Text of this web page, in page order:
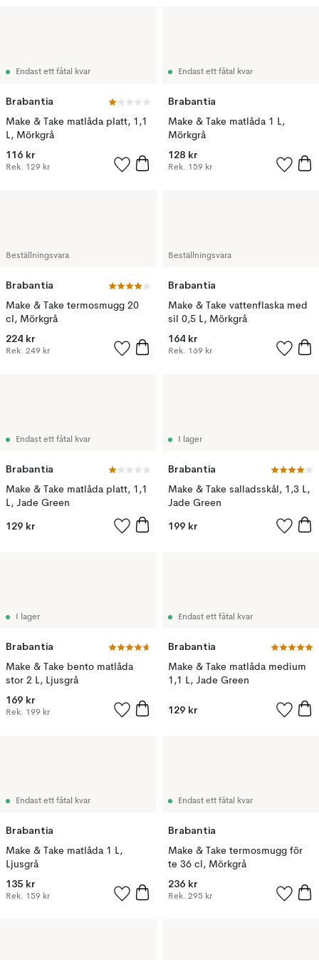
Endast ett fåtal kvar
Brabantia
Make & Take matlåda platt, 1,1
L, Mörkgrå
116 kr
Rek. 129 kr
Endast ett fåtal kvar
Brabantia
Make & Take matlåda 1 L,
Mörkgrå
128 kr
Rek. 159 kr
Beställningsvara
Brabantia
Make & Take termosmugg 20
cl, Mörkgrå
224 kr
Rek. 249 kr
Beställningsvara
Brabantia
Make & Take vattenflaska med
sil 0,5 L, Mörkgrå
164 kr
Rek. 169 kr
Endast ett fåtal kvar
Brabantia
Make & Take matlåda platt, 1,1
L, Jade Green
129 kr
I lager
Brabantia
Make & Take salladsskål, 1,3 L,
Jade Green
199 kr
I lager
Brabantia
Make & Take bento matlåda
stor 2 L, Ljusgrå
169 kr
Rek. 199 kr
Endast ett fåtal kvar
Brabantia
Make & Take matlåda medium
1,1 L, Jade Green
129 kr
Endast ett fåtal kvar
Brabantia
Make & Take matlåda 1 L,
Ljusgrå
135 kr
Rek. 159 kr
Endast ett fåtal kvar
Brabantia
Make & Take termosmugg för
te 36 cl, Mörkgrå
236 kr
Rek. 295 kr